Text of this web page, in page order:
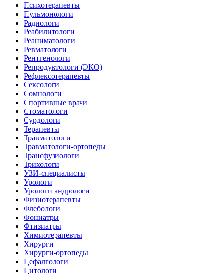
Психотерапевты
Пульмонологи
Радиологи
Реабилитологи
Реаниматологи
Ревматологи
Рентгенологи
Репродуктологи (ЭКО)
Рефлексотерапевты
Сексологи
Сомнологи
Спортивные врачи
Стоматологи
Сурдологи
Терапевты
Травматологи
Травматологи-ортопеды
Трансфузиологи
Трихологи
УЗИ-специалисты
Урологи
Урологи-андрологи
Физиотерапевты
Флебологи
Фониатры
Фтизиатры
Химиотерапевты
Хирурги
Хирурги-ортопеды
Цефалгологи
Цитологи